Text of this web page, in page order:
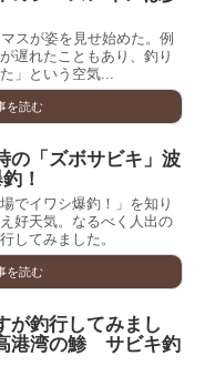
スが姿を見せ始めた。例
遅れたこともあり、釣り
」という空気...
を読む
の「ズボサビキ」波
！
でイワシ爆釣！」を知り
好天気。なるべく人出の
してみました。
を読む
が釣行してみまし
港湾の鯵 サビキ釣